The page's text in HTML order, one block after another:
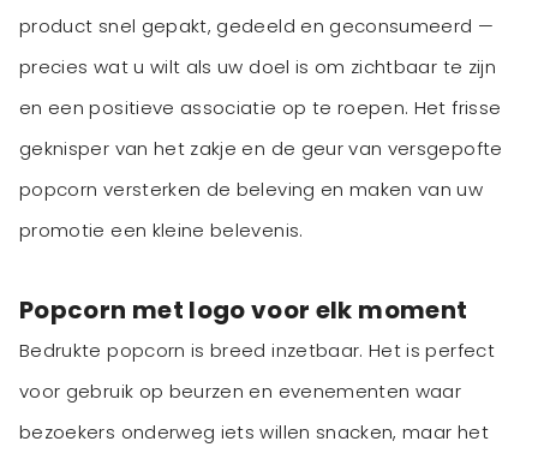
product snel gepakt, gedeeld en geconsumeerd —
precies wat u wilt als uw doel is om zichtbaar te zijn
en een positieve associatie op te roepen. Het frisse
geknisper van het zakje en de geur van versgepofte
popcorn versterken de beleving en maken van uw
promotie een kleine belevenis.
Popcorn met logo voor elk moment
Bedrukte popcorn is breed inzetbaar. Het is perfect
voor gebruik op beurzen en evenementen waar
bezoekers onderweg iets willen snacken, maar het